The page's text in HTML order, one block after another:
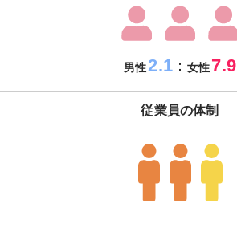
男性2.1：女性7.9
従業員の体制